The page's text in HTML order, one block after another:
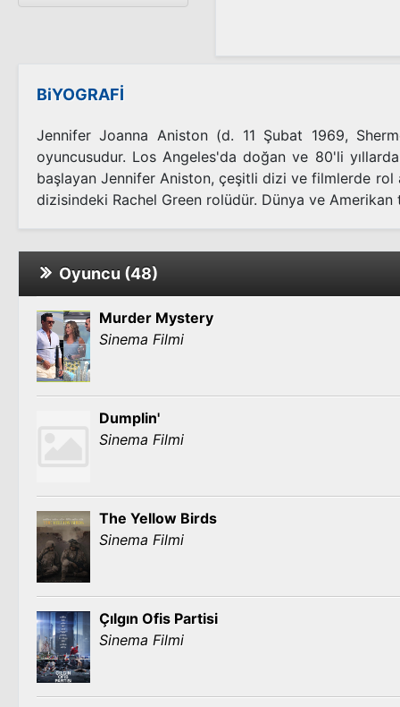
BiYOGRAFİ
Jennifer Joanna Aniston (d. 11 Şubat 1969,
oyuncusudur. Los Angeles'da doğan ve 80'li
başlayan Jennifer Aniston, çeşitli dizi ve filmlerde rol
dizisindeki Rachel Green rolüdür. Dünya ve Amerikan
Oyuncu (48)
Murder Mystery
Sinema Filmi
Dumplin'
Sinema Filmi
The Yellow Birds
Sinema Filmi
Çılgın Ofis Partisi
Sinema Filmi